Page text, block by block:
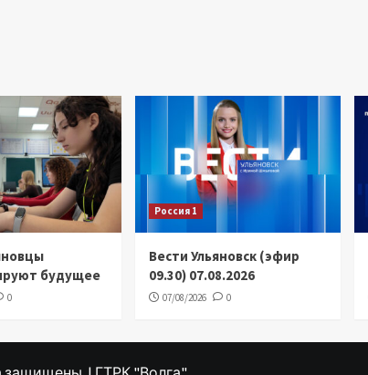
будущее
0
Россия 1
Вести Ульяновск (эфир
09.30) 07.08.2026
07/08/2026 0
защищены. | ГТРК "Волга"